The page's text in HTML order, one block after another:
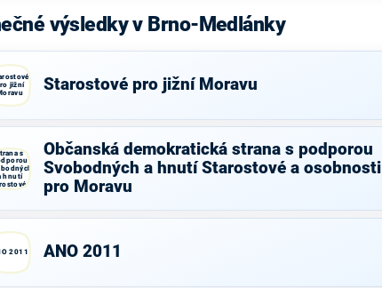
výsledky v Brno-Medlánky
jižní
Starostové pro jižní Moravu
s
hnutí
a
Občanská demokratická strana s podporou
Svobodných a hnutí Starostové a osobnosti
pro Moravu
2011 ANO 2011